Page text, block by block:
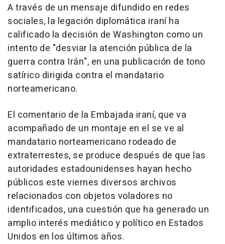
A través de un mensaje difundido en redes
sociales, la legación diplomática iraní ha
calificado la decisión de Washington como un
intento de "desviar la atención pública de la
guerra contra Irán", en una publicación de tono
satírico dirigida contra el mandatario
norteamericano.
El comentario de la Embajada iraní, que va
acompañado de un montaje en el se ve al
mandatario norteamericano rodeado de
extraterrestes, se produce después de que las
autoridades estadounidenses hayan hecho
públicos este viernes diversos archivos
relacionados con objetos voladores no
identificados, una cuestión que ha generado un
amplio interés mediático y político en Estados
Unidos en los últimos años.